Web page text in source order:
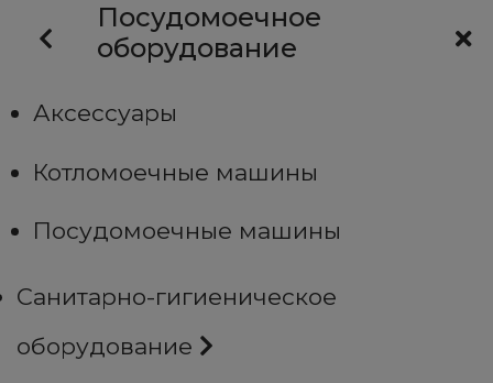
Посудомоечное
оборудование
Аксессуары
Котломоечные машины
Посудомоечные машины
Санитарно-гигиеническое
оборудование